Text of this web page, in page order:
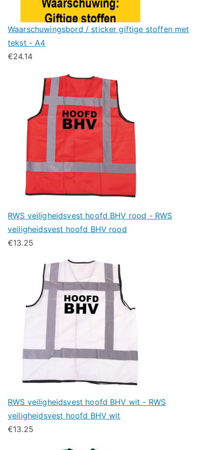
Waarschuwingsbord / sticker giftige stoffen met
tekst - A4
€24.14
RWS veiligheidsvest hoofd BHV rood - RWS
veiligheidsvest hoofd BHV rood
€13.25
RWS veiligheidsvest hoofd BHV wit - RWS
veiligheidsvest hoofd BHV wit
€13.25